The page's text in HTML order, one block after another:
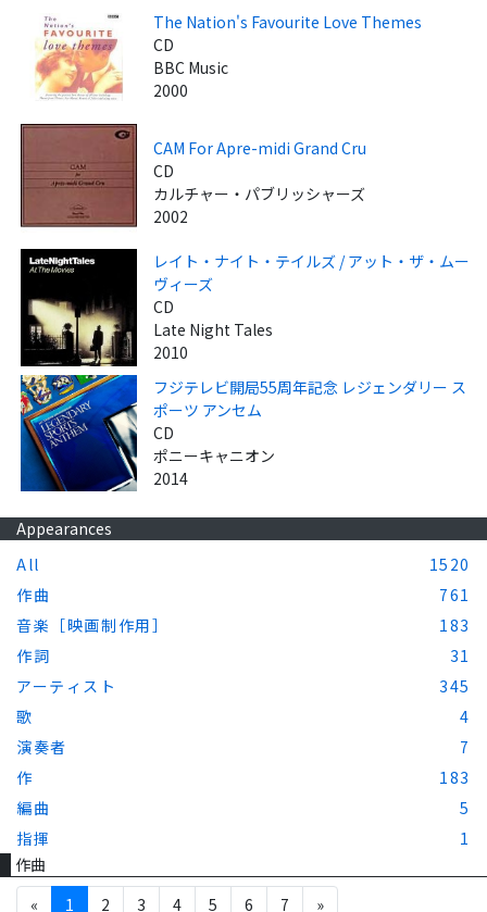
The Nation's Favourite Love Themes
CD
BBC Music
2000
CAM For Apre-midi Grand Cru
CD
カルチャー・パブリッシャーズ
2002
レイト・ナイト・テイルズ / アット・ザ・ムー
ヴィーズ
CD
Late Night Tales
2010
フジテレビ開局55周年記念 レジェンダリー ス
ポーツ アンセム
CD
ポニーキャニオン
2014
Appearances
All
1520
作曲
761
音楽［映画制作用］
183
作詞
31
アーティスト
345
歌
4
演奏者
7
作
183
編曲
5
指揮
1
作曲
«
1 2 3 4 5 6 7 »